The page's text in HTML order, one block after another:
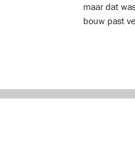
maar dat
bouw past